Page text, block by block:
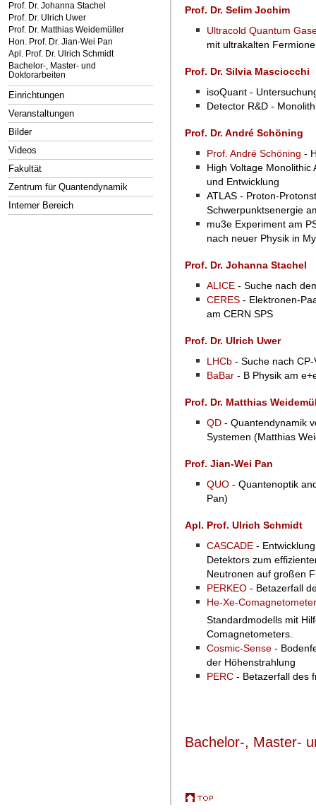
Prof. Dr. Johanna Stachel
Prof. Dr. Ulrich Uwer
Prof. Dr. Matthias Weidemüller
Hon. Prof. Dr. Jian-Wei Pan
Apl. Prof. Dr. Ulrich Schmidt
Bachelor-, Master- und
Doktorarbeiten
Einrichtungen
Veranstaltungen
Bilder
Videos
Fakultät
Zentrum für Quantendynamik
Interner Bereich
Prof. Dr. Selim Jochim
Ultracold Quantum
mit ultrakalten
Prof. Dr. Silvia Masciocchi
isoQuant -
Detector R&D -
Prof. Dr. André Schöning
Prof. André Schöning -
High Voltage Monolithic
und Entwicklung
ATLAS - Proton-
Schwerpunktsenergie
mu3e Experiment am
nach neuer Physik in
Prof. Dr. Johanna Stachel
ALICE - Suche nach
CERES - Elektronen-
am CERN SPS
Prof. Dr. Ulrich Uwer
LHCb - Suche nach
BaBar - B Physik am
Prof. Dr. Matthias
QD - Quantendynamik
Systemen (Matthias
Prof. Jian-Wei Pan
QUO - Quantenoptik
Pan)
Apl. Prof. Ulrich Schmidt
CASCADE -
Detektors zum
Neutronen auf großen
PERKEO - Betazerfall
He-Xe-Comagnetometer
Standardmodells mit
Comagnetometers.
Cosmic-Sense -
der Höhenstrahlung
PERC - Betazerfall des
Bachelor-, Master-